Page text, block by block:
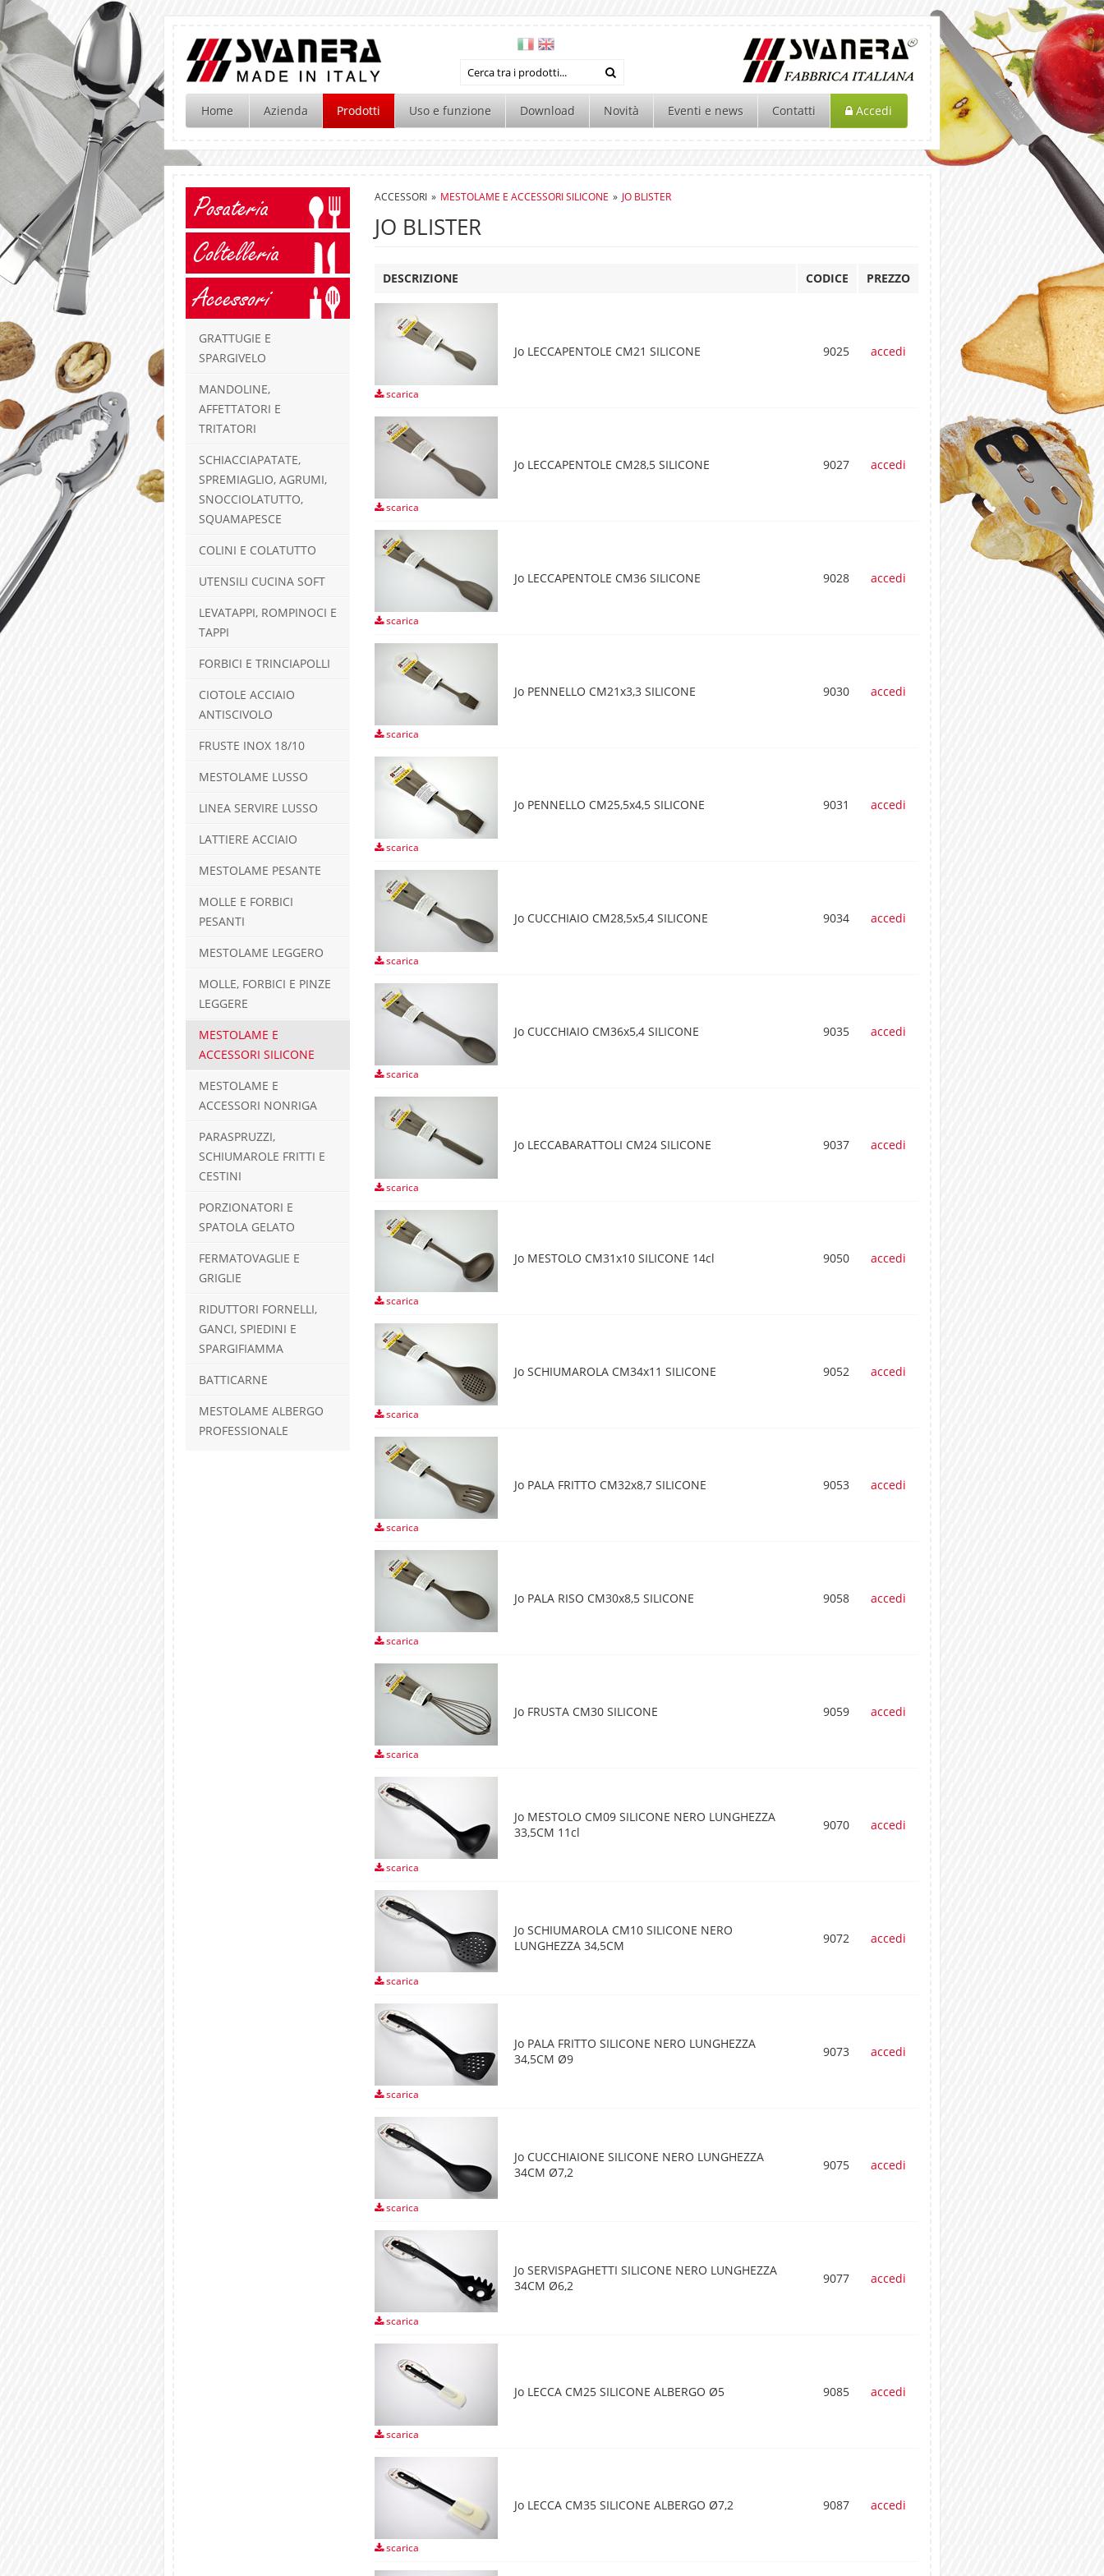
Home Azienda Prodotti Uso e funzione Download Novità Eventi e news Contatti Accedi
Posateria
Coltelleria
Accessori
GRATTUGIE E
SPARGIVELO
MANDOLINE,
AFFETTATORI E
TRITATORI
SCHIACCIAPATATE,
SPREMIAGLIO, AGRUMI,
SNOCCIOLATUTTO,
SQUAMAPESCE
COLINI E COLATUTTO
UTENSILI CUCINA SOFT
LEVATAPPI, ROMPINOCI E
TAPPI
FORBICI E TRINCIAPOLLI
CIOTOLE ACCIAIO
ANTISCIVOLO
FRUSTE INOX 18/10
MESTOLAME LUSSO
LINEA SERVIRE LUSSO
LATTIERE ACCIAIO
MESTOLAME PESANTE
MOLLE E FORBICI
PESANTI
MESTOLAME LEGGERO
MOLLE, FORBICI E PINZE
LEGGERE
MESTOLAME E
ACCESSORI SILICONE
MESTOLAME E
ACCESSORI NONRIGA
PARASPRUZZI,
SCHIUMAROLE FRITTI E
CESTINI
PORZIONATORI E
SPATOLA GELATO
FERMATOVAGLIE E
GRIGLIE
RIDUTTORI FORNELLI,
GANCI, SPIEDINI E
SPARGIFIAMMA
BATTICARNE
MESTOLAME ALBERGO
PROFESSIONALE
ACCESSORI » MESTOLAME E ACCESSORI SILICONE » JO BLISTER
JO BLISTER
DESCRIZIONE CODICE PREZZO
scarica
Jo LECCAPENTOLE CM21 SILICONE 9025 accedi
scarica
Jo LECCAPENTOLE CM28,5 SILICONE 9027 accedi
scarica
Jo LECCAPENTOLE CM36 SILICONE 9028 accedi
scarica
Jo PENNELLO CM21x3,3 SILICONE 9030 accedi
scarica
Jo PENNELLO CM25,5x4,5 SILICONE 9031 accedi
scarica
Jo CUCCHIAIO CM28,5x5,4 SILICONE 9034 accedi
scarica
Jo CUCCHIAIO CM36x5,4 SILICONE 9035 accedi
scarica
Jo LECCABARATTOLI CM24 SILICONE 9037 accedi
scarica
Jo MESTOLO CM31x10 SILICONE 14cl 9050 accedi
scarica
Jo SCHIUMAROLA CM34x11 SILICONE 9052 accedi
scarica
Jo PALA FRITTO CM32x8,7 SILICONE 9053 accedi
scarica
Jo PALA RISO CM30x8,5 SILICONE 9058 accedi
scarica
Jo FRUSTA CM30 SILICONE 9059 accedi
scarica
Jo MESTOLO CM09 SILICONE NERO LUNGHEZZA
33,5CM 11cl
9070 accedi
scarica
Jo SCHIUMAROLA CM10 SILICONE NERO
LUNGHEZZA 34,5CM
9072 accedi
scarica
Jo PALA FRITTO SILICONE NERO LUNGHEZZA
34,5CM Ø9
9073 accedi
scarica
Jo CUCCHIAIONE SILICONE NERO LUNGHEZZA
34CM Ø7,2
9075 accedi
scarica
Jo SERVISPAGHETTI SILICONE NERO LUNGHEZZA
34CM Ø6,2
9077 accedi
scarica
Jo LECCA CM25 SILICONE ALBERGO Ø5 9085 accedi
scarica
Jo LECCA CM35 SILICONE ALBERGO Ø7,2 9087 accedi